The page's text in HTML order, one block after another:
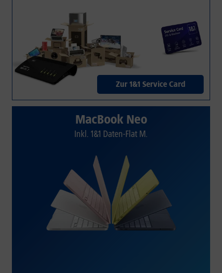
Zur 1&1 Service Card
MacBook Neo
Inkl. 1&1 Daten-Flat M.